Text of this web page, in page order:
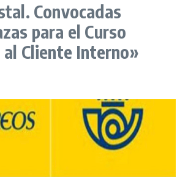
Convocadas
para el Curso
Cliente Interno»